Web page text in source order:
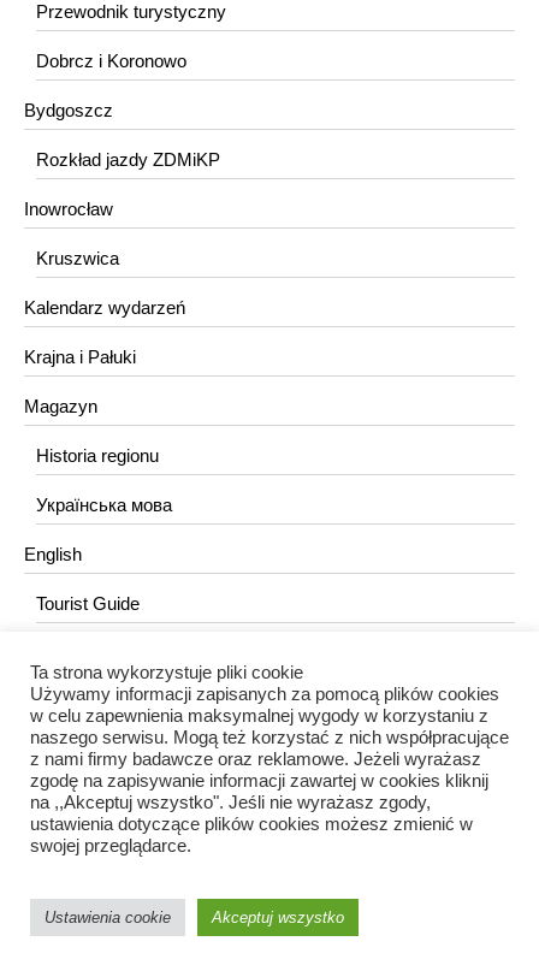
Przewodnik turystyczny
Dobrcz i Koronowo
Bydgoszcz
Rozkład jazdy ZDMiKP
Inowrocław
Kruszwica
Kalendarz wydarzeń
Krajna i Pałuki
Magazyn
Historia regionu
Українська мова
English
Tourist Guide
KONTAKT
redakcja@portalkujawski.pl
Redakcja
Ta strona wykorzystuje pliki cookie
Używamy informacji zapisanych za pomocą plików cookies
w celu zapewnienia maksymalnej wygody w korzystaniu z
naszego serwisu. Mogą też korzystać z nich współpracujące
z nami firmy badawcze oraz reklamowe. Jeżeli wyrażasz
zgodę na zapisywanie informacji zawartej w cookies kliknij
na ,,Akceptuj wszystko". Jeśli nie wyrażasz zgody,
ustawienia dotyczące plików cookies możesz zmienić w
swojej przeglądarce.
Ustawienia cookie Akceptuj wszystko